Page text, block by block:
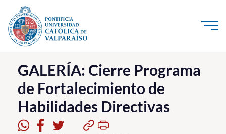
Click acá para ir directamente al contenido
La Universidad
Investigación, Creación e Innovación
PUCV Internacional
Vinculación con el Medio
GALERÍA: Cierre Programa
de Fortalecimiento de
Habilidades Directivas